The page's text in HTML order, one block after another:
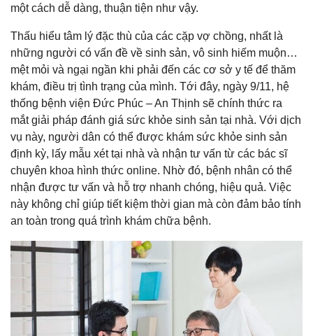
một cách dễ dàng, thuận tiện như vậy.
Thấu hiểu tâm lý đặc thù của các cặp vợ chồng, nhất là
những người có vấn đề về sinh sản, vô sinh hiếm muộn…
mệt mỏi và ngại ngần khi phải đến các cơ sở y tế để thăm
khám, điều trị tình trạng của mình. Tới đây, ngày 9/11, hệ
thống bệnh viện Đức Phúc – An Thịnh sẽ chính thức ra
mắt giải pháp đánh giá sức khỏe sinh sản tại nhà. Với dịch
vụ này, người dân có thể được khám sức khỏe sinh sản
định kỳ, lấy mẫu xét tại nhà và nhận tư vấn từ các bác sĩ
chuyên khoa hình thức online. Nhờ đó, bệnh nhân có thể
nhận được tư vấn và hỗ trợ nhanh chóng, hiệu quả. Việc
này không chỉ giúp tiết kiệm thời gian mà còn đảm bảo tính
an toàn trong quá trình khám chữa bệnh.